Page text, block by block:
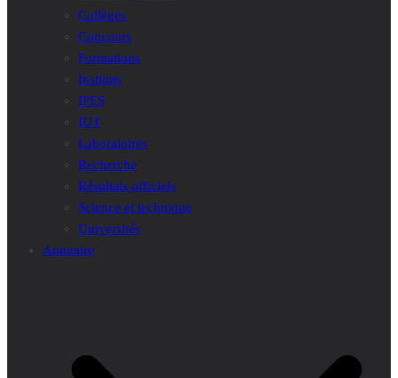
Collèges
Concours
Formations
Instituts
IPES
IUT
Laboratoires
Recherche
Résultats officiels
Science et technique
Universités
Annuaire